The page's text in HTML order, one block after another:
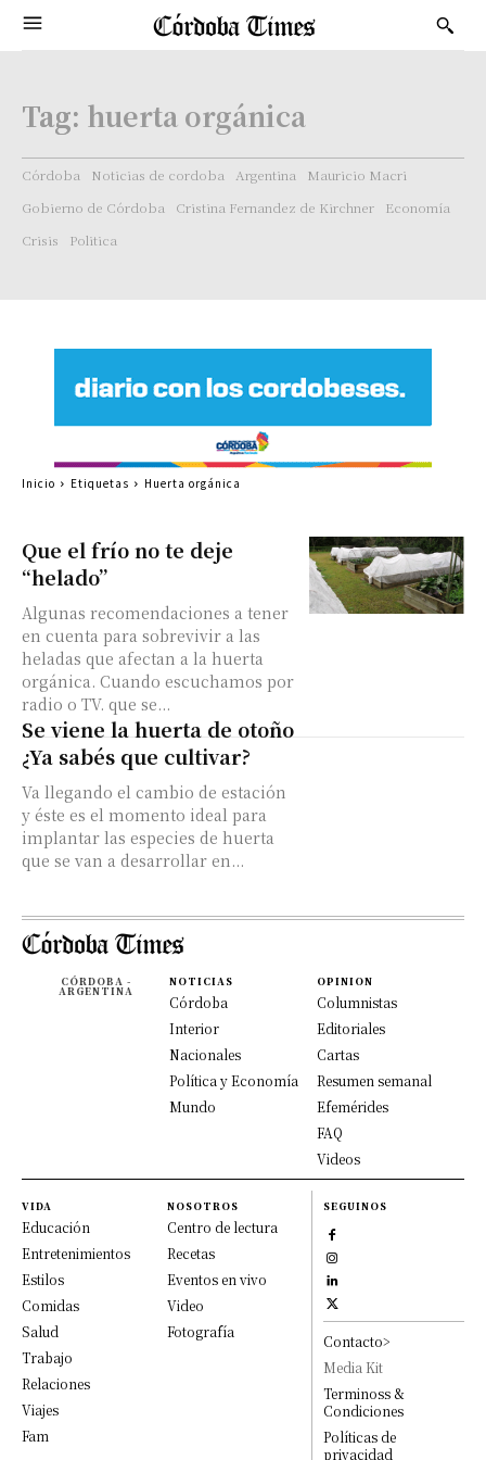
Tag: huerta orgánica
Córdoba Noticias de cordoba Argentina
Mauricio Macri
Gobierno de Córdoba
Cristina Fernandez de Kirchner
Economía
Crisis
Politica
Que el frío no te deje
“helado”
Algunas recomendaciones a tener
en cuenta para sobrevivir a las
heladas que afectan a la huerta
orgánica. Cuando escuchamos por
radio o TV. que se...
Se viene la huerta de otoño
¿Ya sabés que cultivar?
Va llegando el cambio de estación
y éste es el momento ideal para
implantar las especies de huerta
que se van a desarrollar en...
Inicio Etiquetas Huerta orgánica
CÓRDOBA -
ARGENTINA
NOTICIAS
Córdoba
Interior
Nacionales
Política y Economía
Mundo
OPINION
Columnistas
Editoriales
Cartas
Resumen semanal
Efemérides
FAQ
Videos
VIDA
Educación
Entretenimientos
Estilos
Comidas
Salud
Trabajo
Relaciones
Viajes
Fam
NOSOTROS
Centro de lectura
Recetas
Eventos en vivo
Video
Fotografía
SEGUINOS
Contacto>
Media Kit
Terminoss &
Condiciones
Políticas de
privacidad